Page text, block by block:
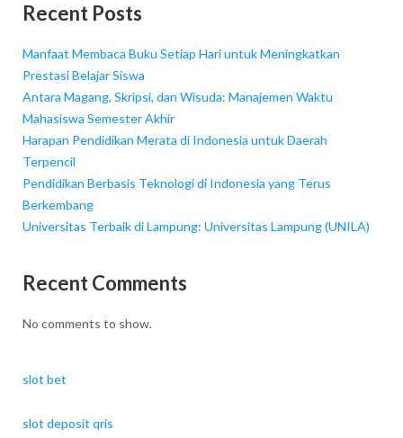
Recent Posts
Manfaat Membaca Buku Setiap Hari untuk Meningkatkan
Prestasi Belajar Siswa
Antara Magang, Skripsi, dan Wisuda: Manajemen Waktu
Mahasiswa Semester Akhir
Harapan Pendidikan Merata di Indonesia untuk Daerah
Terpencil
Pendidikan Berbasis Teknologi di Indonesia yang Terus
Berkembang
Universitas Terbaik di Lampung: Universitas Lampung (UNILA)
Recent Comments
No comments to show.
slot bet
slot deposit qris